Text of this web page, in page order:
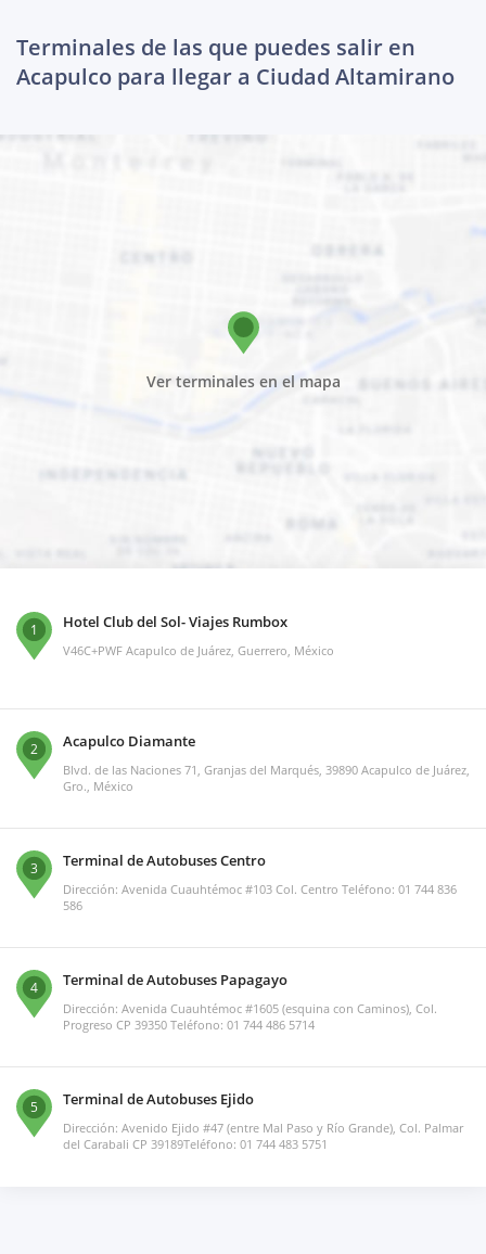
Terminales de las que puedes salir en
Acapulco para llegar a Ciudad Altamirano
Ver terminales en el mapa
1 Hotel Club del Sol- Viajes Rumbox
V46C+PWF Acapulco de Juárez, Guerrero, México
2 Acapulco Diamante
Blvd. de las Naciones 71, Granjas del Marqués, 39890 Acapulco de Juárez,
Gro., México
3 Terminal de Autobuses Centro
Dirección: Avenida Cuauhtémoc #103 Col. Centro Teléfono: 01 744 836
586
4 Terminal de Autobuses Papagayo
Dirección: Avenida Cuauhtémoc #1605 (esquina con Caminos), Col.
Progreso CP 39350 Teléfono: 01 744 486 5714
5 Terminal de Autobuses Ejido
Dirección: Avenido Ejido #47 (entre Mal Paso y Río Grande), Col. Palmar
del Carabali CP 39189Teléfono: 01 744 483 5751